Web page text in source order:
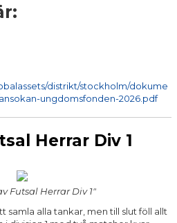
distrikt/stockholm/dokume
ungdomsfonden-2026.pdf
Herrar Div 1
Futsal Herrar Div 1"
samla alla tankar, men till slut föll allt